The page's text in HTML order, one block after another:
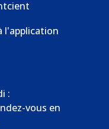
l'application
:
vous en